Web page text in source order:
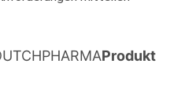
Produkt